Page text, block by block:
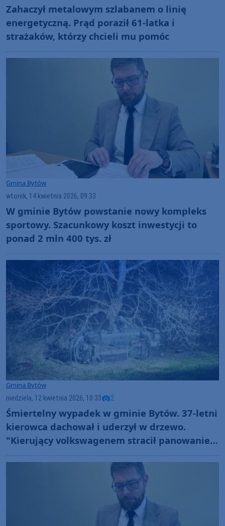
Zahaczył metalowym szlabanem o linię
energetyczną. Prąd poraził 61-latka i
strażaków, którzy chcieli mu pomóc
Gmina Bytów
wtorek, 14 kwietnia 2026, 09:33
W gminie Bytów powstanie nowy kompleks
sportowy. Szacunkowy koszt inwestycji to
ponad 2 mln 400 tys. zł
Gmina Bytów
niedziela, 12 kwietnia 2026, 10:33 2
Śmiertelny wypadek w gminie Bytów. 37-letni
kierowca dachował i uderzył w drzewo.
"Kierujący volkswagenem stracił panowanie